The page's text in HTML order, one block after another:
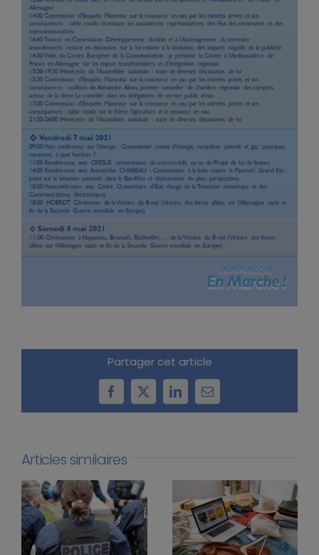
Partager cet article
Facebook
X LinkedInEmail
Articles similaires